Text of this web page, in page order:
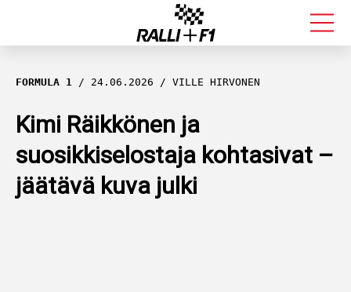
FORMULA 1
RALLI
KALLE ROVANPERÄ
VALTTERI BOTTAS
FORMULA 1 24.06.2026 VILLE HIRVONEN
Kimi Räikkönen ja
suosikkiselostaja kohtasivat –
jäätävä kuva julki